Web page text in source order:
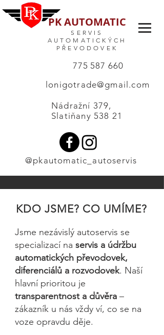
775 587 660
lonigotrade@gmail.com
Nádražní 379,
Slatiňany 538 21
@pkautomatic_autoservis
PK AUTOMATIC
SERVIS
AUTOMATICKÝCH
PŘEVODOVEK
KDO JSME? CO UMÍME?
Jsme nezávislý autoservis se
specializací na servis a údržbu
automatických převodovek,
diferenciálů a rozvodovek. Naší
hlavní prioritou je
transparentnost a důvěra –
zákazník u nás vždy ví, co se na
voze opravdu děje.